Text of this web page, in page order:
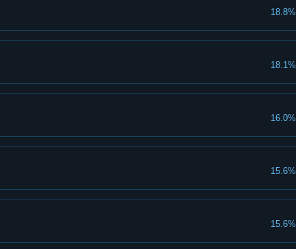
18.8%
18.1%
16.0%
15.6%
15.6%